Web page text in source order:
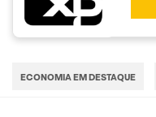
ECONOMIA EM DESTAQUE